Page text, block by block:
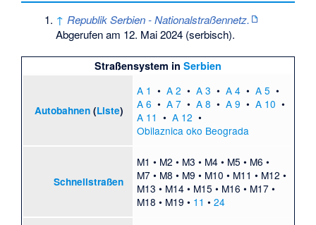
↑ Republik Serbien - Nationalstraßennetz.
Abgerufen am 12. Mai 2024 (serbisch).
Straßensystem in Serbien
Autobahnen(Liste)
A 1 • A 2 • A 3 • A 4• A 5 •
A 6 • A 7• A 8 • A 9 • A 10 •
A 11 • A 12 •
Obilaznica oko Beograda
Schnellstraßen
M1 • M2 • M3 • M4• M5 • M6 •
M7• M8 • M9 • M10 • M11 • M12 •
M13 • M14• M15 • M16 • M17•
M18 • M19 • 11 • 24